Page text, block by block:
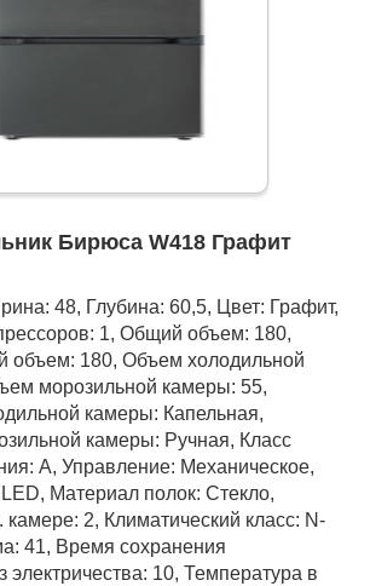
Бирюса W418 Графит
48, Глубина: 60,5, Цвет: Графит,
1, Общий объем: 180,
объем: 180, Объем холодильной
морозильной камеры: 55,
камеры: Капельная,
камеры: Ручная, Класс
А, Управление: Механическое,
Материал полок: Стекло,
2, Климатический класс: N-
41, Время сохранения
электричества: 10, Температура в